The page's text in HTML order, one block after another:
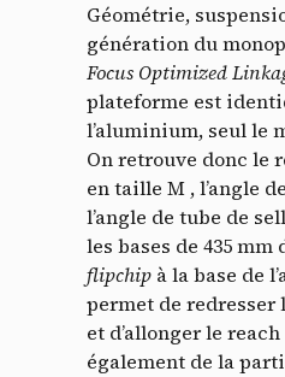
Géométrie,
génération du
Focus Optimized
plateforme est
l’aluminium, seul le
On retrouve donc le
en taille M , l’angle
l’angle de tube de
les bases de 435
flipchip à la base de
permet de redresser
et d’allonger le
également de la